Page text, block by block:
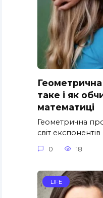
таке і як
математиці
Геометрична
світ
0 18
LIFE